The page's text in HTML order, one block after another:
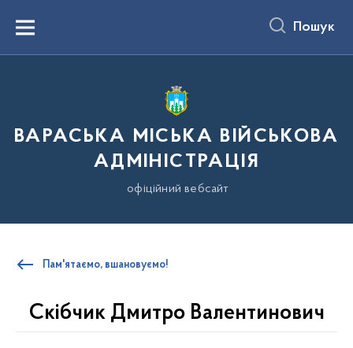
вмістуMenu Пошук
ВАРАСЬКА МІСЬКА ВІЙСЬКОВА
АДМІНІСТРАЦІЯ
офіційний вебсайт
Пам'ятаємо, вшановуємо!
Скібчик Дмитро Валентинович